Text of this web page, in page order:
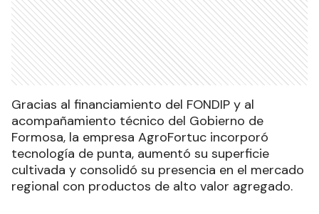
Gracias al financiamiento del FONDIP y al
acompañamiento técnico del Gobierno de
Formosa, la empresa AgroFortuc incorporó
tecnología de punta, aumentó su superficie
cultivada y consolidó su presencia en el mercado
regional con productos de alto valor agregado.